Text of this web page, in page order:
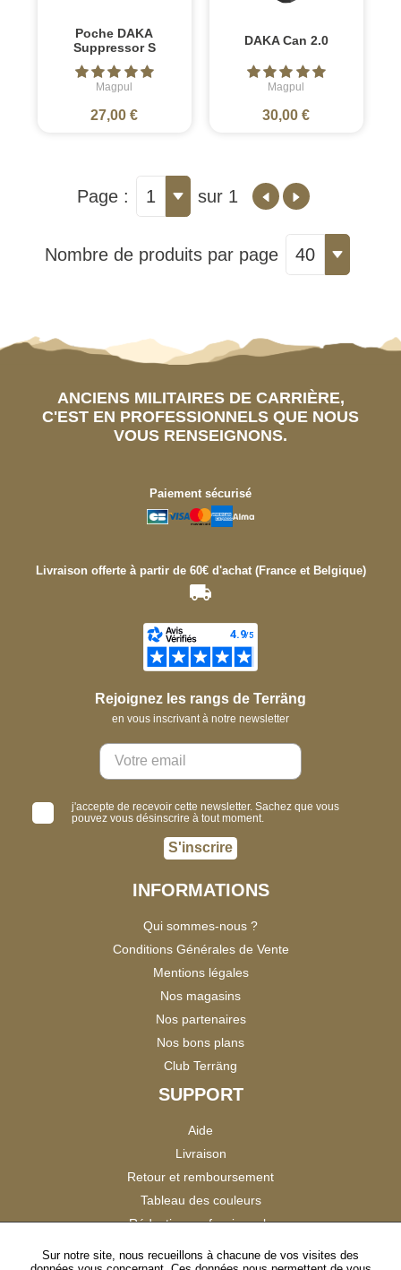
Poche DAKA
Suppressor S
Magpul
27,00 €
DAKA Can 2.0
Magpul
30,00 €
Page : 1 sur 1
Nombre de produits par page 40
ANCIENS MILITAIRES DE CARRIÈRE,
C'EST EN PROFESSIONNELS QUE NOUS
VOUS RENSEIGNONS.
Paiement sécurisé
Livraison offerte à partir de 60€ d'achat (France et Belgique)
Rejoignez les rangs de Terräng
en vous inscrivant à notre newsletter
j'accepte de recevoir cette newsletter. Sachez que vous
pouvez vous désinscrire à tout moment.
S'inscrire
INFORMATIONS
Qui sommes-nous ?
Conditions Générales de Vente
Mentions légales
Nos magasins
Nos partenaires
Nos bons plans
Club Terräng
SUPPORT
Aide
Livraison
Retour et remboursement
Tableau des couleurs
Réduction professionnels
Sur notre site, nous recueillons à chacune de vos visites des